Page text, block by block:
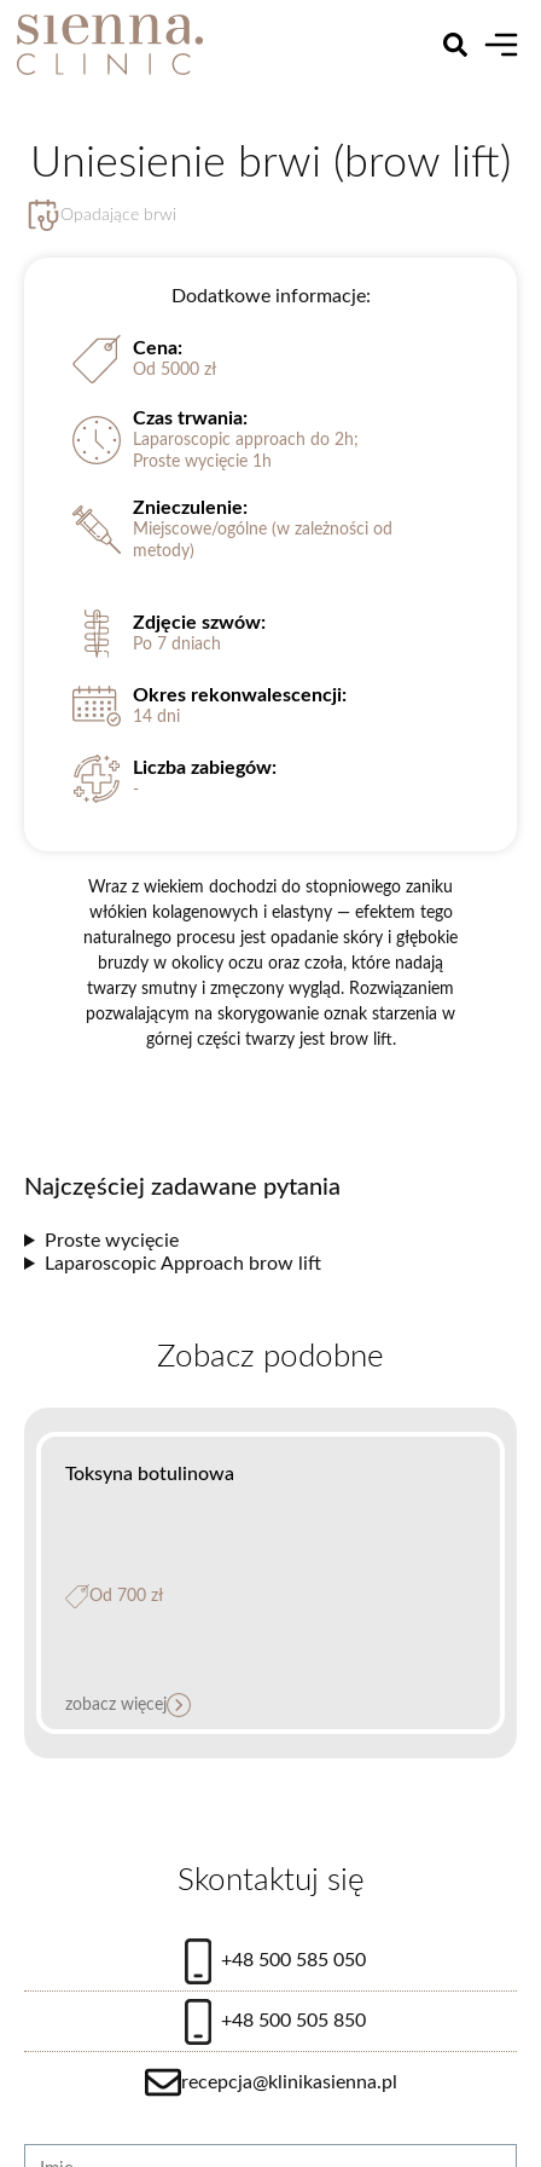
Uniesienie brwi (brow lift)
Opadające brwi
Dodatkowe informacje:
Cena:
Od 5000 zł
Czas trwania:
Laparoscopic approach do 2h;
Proste wycięcie 1h
Znieczulenie:
Miejscowe/ogólne (w zależności od
metody)
Zdjęcie szwów:
Po 7 dniach
Okres rekonwalescencji:
14 dni
Liczba zabiegów:
-
Wraz z wiekiem dochodzi do stopniowego zaniku
włókien kolagenowych i elastyny — efektem tego
naturalnego procesu jest opadanie skóry i głębokie
bruzdy w okolicy oczu oraz czoła, które nadają
twarzy smutny i zmęczony wygląd. Rozwiązaniem
pozwalającym na skorygowanie oznak starzenia w
górnej części twarzy jest brow lift.
Najczęściej zadawane pytania
Proste wycięcie
Laparoscopic Approach brow lift
Zobacz podobne
Toksyna botulinowa
Od 700 zł
zobacz więcej
Skontaktuj się
+48 500 585 050
+48 500 505 850
recepcja@klinikasienna.pl